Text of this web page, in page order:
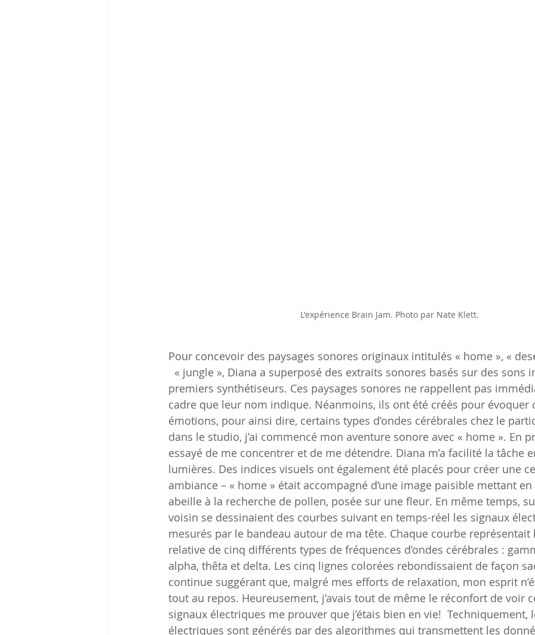
L'expérience Brain Jam. Photo par Nate Klett.
Pour concevoir des paysages sonores originaux intitulés « home
« jungle », Diana a superposé des extraits sonores basés sur des sons
premiers synthétiseurs. Ces paysages sonores ne rappellent pas
cadre que leur nom indique. Néanmoins, ils ont été créés pour évoquer
émotions, pour ainsi dire, certains types d’ondes cérébrales chez le
dans le studio, j’ai commencé mon aventure sonore avec « home ». En
essayé de me concentrer et de me détendre. Diana m’a facilité la tâche
lumières. Des indices visuels ont également été placés pour créer une
ambiance – « home » était accompagné d’une image paisible mettant
abeille à la recherche de pollen, posée sur une fleur. En même temps,
voisin se dessinaient des courbes suivant en temps-réel les signaux
mesurés par le bandeau autour de ma tête. Chaque courbe représentait
relative de cinq différents types de fréquences d’ondes cérébrales :
alpha, thêta et delta. Les cinq lignes colorées rebondissaient de façon
continue suggérant que, malgré mes efforts de relaxation, mon esprit
tout au repos. Heureusement, j’avais tout de même le réconfort de voir
signaux électriques me prouver que j’étais bien en vie!  Techniquement,
électriques sont générés par des algorithmes qui transmettent les